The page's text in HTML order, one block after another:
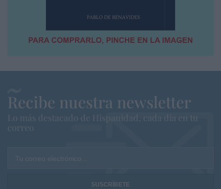
Recibe nuestra newsletter
Lo más destacado de Hispanidad, cada dia en tu
correo
Tu correo electrónico...